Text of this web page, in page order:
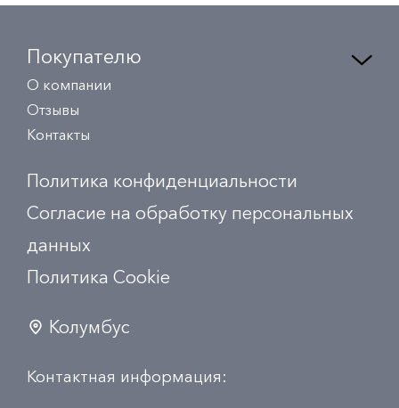
Покупателю
О компании
Отзывы
Контакты
Политика конфиденциальности
Согласие на обработку персональных
данных
Политика Сookie
Колумбус
Контактная информация: